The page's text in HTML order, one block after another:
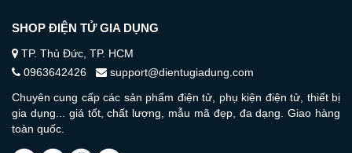
SHOP ĐIỆN TỬ GIA DỤNG
TP. Thủ Đức, TP. HCM
0963642426
support@dientugiadung.com
Chuyên cung cấp các sản phẩm điện tử, phụ kiện điện tử, thiết bị
gia dụng... giá tốt, chất lượng, mẫu mã đẹp, đa dạng. Giao hàng
toàn quốc.